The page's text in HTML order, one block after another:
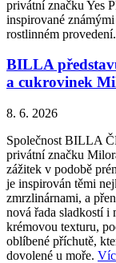
privátní značku Yes
inspirované
rostlinném provedení.
BILLA
a cukrovinek
8. 6. 2026
Společnost BILLA
privátní značku
zážitek v podobě
je inspirován těmi
zmrzlinárnami, a
nová řada sladkostí i
krémovou texturu,
oblíbené příchutě,
dovolené u moře.